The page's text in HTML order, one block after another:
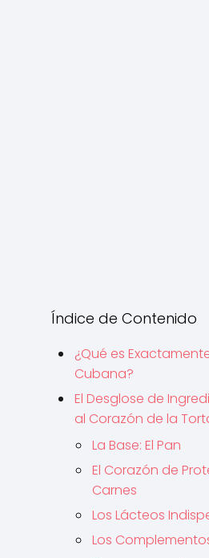
Índice de Contenido
¿Qué es
Cubana?
El Desglose de
al Corazón de la
La Base: El Pan
El Corazón de
Carnes
Los Lácteos
Los